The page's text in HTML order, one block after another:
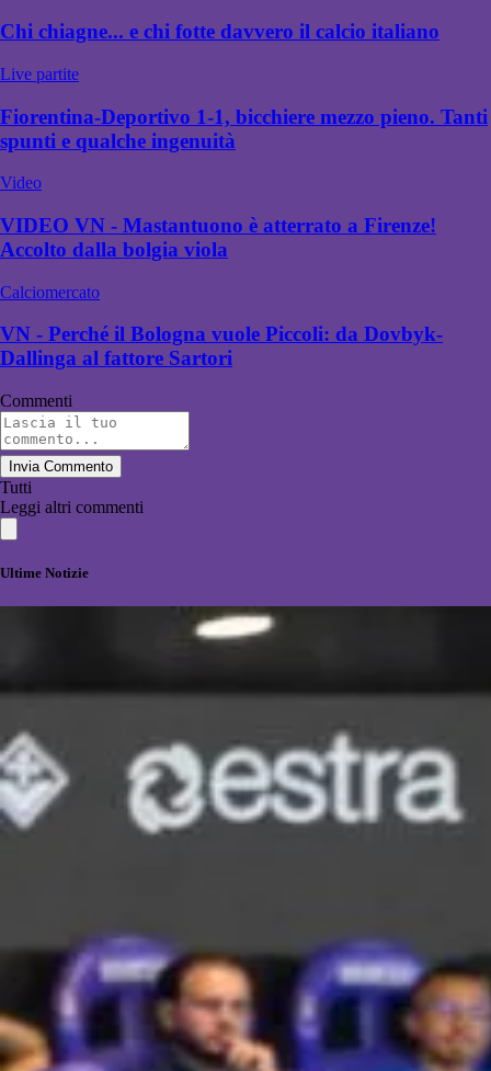
Chi chiagne... e chi fotte davvero il calcio italiano
Live partite
Fiorentina-Deportivo 1-1, bicchiere mezzo pieno. Tanti
spunti e qualche ingenuità
Video
VIDEO VN - Mastantuono è atterrato a Firenze!
Accolto dalla bolgia viola
Calciomercato
VN - Perché il Bologna vuole Piccoli: da Dovbyk-
Dallinga al fattore Sartori
Commenti
Invia Commento
Tutti
Leggi altri commenti
Ultime Notizie